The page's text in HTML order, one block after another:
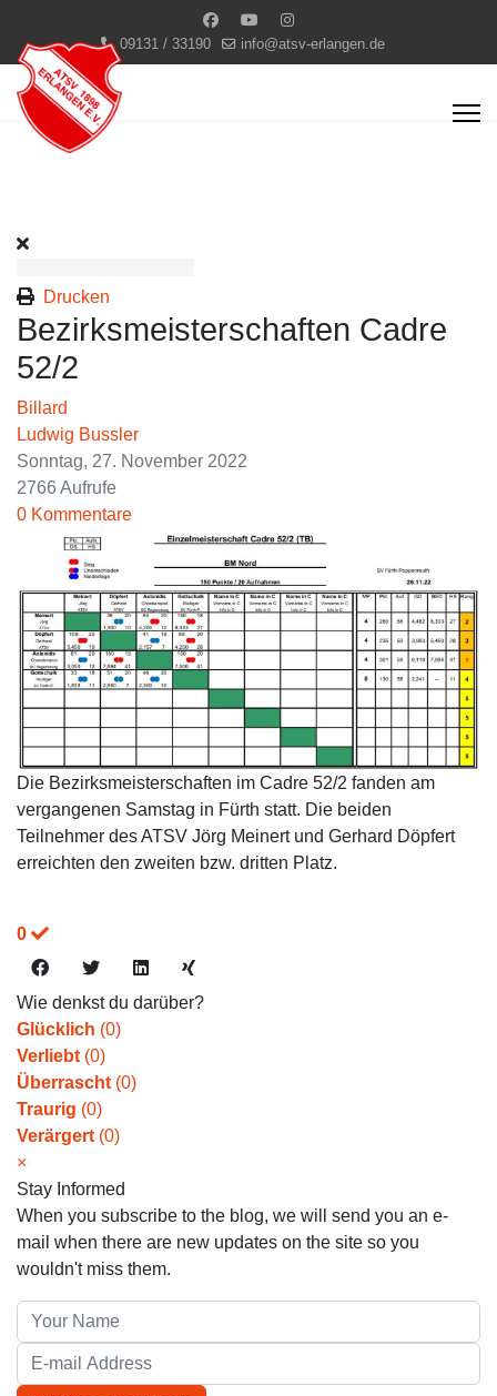
09131 / 33190 info@atsv-erlangen.de
Drucken
Bezirksmeisterschaften Cadre
52/2
Billard
Ludwig Bussler
Sonntag, 27. November 2022
2766 Aufrufe
0 Kommentare
Die Bezirksmeisterschaften im Cadre 52/2 fanden am
vergangenen Samstag in Fürth statt. Die beiden
Teilnehmer des ATSV Jörg Meinert und Gerhard Döpfert
erreichten den zweiten bzw. dritten Platz.
0
Wie denkst du darüber?
Glücklich (0)
Verliebt(0)
Überrascht(0)
Traurig (0)
Verärgert(0)
×
Stay Informed
When you subscribe to the blog, we will send you an e-
mail when there are new updates on the site so you
wouldn't miss them.
Your Name
E-mail Address